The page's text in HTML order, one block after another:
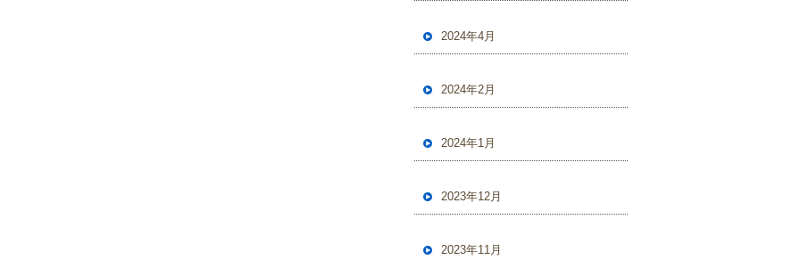
2024年4月
2024年2月
2024年1月
2023年12月
2023年11月